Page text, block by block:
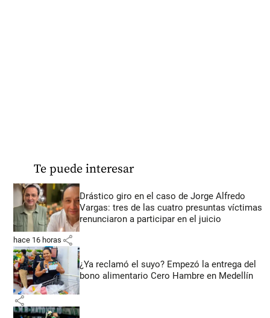
Te puede interesar
Drástico giro en el caso de Jorge Alfredo
Vargas: tres de las cuatro presuntas víctimas
renunciaron a participar en el juicio
hace 16 horas share
¿Ya reclamó el suyo? Empezó la entrega del
bono alimentario Cero Hambre en Medellín
share